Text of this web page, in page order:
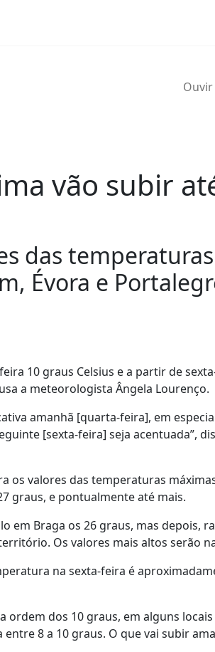
Ouvir
vão subir
das
Évora e
10 graus Celsius e a partir de
a meteorologista Ângela Lourenço.
amanhã [quarta-feira], em
[sexta-feira] seja acentuada”,
os valores das temperaturas
graus, e pontualmente até mais.
em Braga os 26 graus, mas depois,
Os valores mais altos serão
na sexta-feira é
ordem dos 10 graus, em alguns
8 a 10 graus. O que vai subir